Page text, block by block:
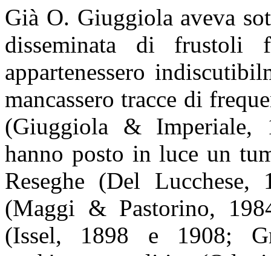
Già O. Giuggiola aveva
disseminata di frustoli
appartenessero
mancassero tracce di
(Giuggiola & Imperiale,
hanno posto in luce un
Reseghe (Del
(Maggi & Pastorino,
(Issel, 1898 e 1908;